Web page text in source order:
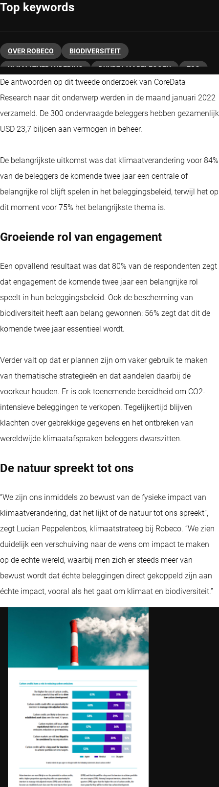
Top keywords
OVER ROBECO BIODIVERSITEIT
KLIMAATVERANDERING DUURZAAM BELEGGEN ESG
FINANCIËLE DIENSTVERLENERS
De antwoorden op dit tweede onderzoek van CoreData
Research naar dit onderwerp werden in de maand januari 2022
verzameld. De 300 ondervraagde beleggers hebben gezamenlijk
USD 23,7 biljoen aan vermogen in beheer.
De belangrijkste uitkomst was dat klimaatverandering voor 84%
van de beleggers de komende twee jaar een centrale of
belangrijke rol blijft spelen in het beleggingsbeleid, terwijl het op
dit moment voor 75% het belangrijkste thema is.
Groeiende rol van engagement
Een opvallend resultaat was dat 80% van de respondenten zegt
dat engagement de komende twee jaar een belangrijke rol
speelt in hun beleggingsbeleid. Ook de bescherming van
biodiversiteit heeft aan belang gewonnen: 56% zegt dat dit de
komende twee jaar essentieel wordt.
Verder valt op dat er plannen zijn om vaker gebruik te maken
van thematische strategieën en dat aandelen daarbij de
voorkeur houden. Er is ook toenemende bereidheid om CO2-
intensieve beleggingen te verkopen. Tegelijkertijd blijven
klachten over gebrekkige gegevens en het ontbreken van
wereldwijde klimaatafspraken beleggers dwarszitten.
De natuur spreekt tot ons
“We zijn ons inmiddels zo bewust van de fysieke impact van
klimaatverandering, dat het lijkt of de natuur tot ons spreekt”,
zegt Lucian Peppelenbos, klimaatstrateeg bij Robeco. “We zien
duidelijk een verschuiving naar de wens om impact te maken
op de echte wereld, waarbij men zich er steeds meer van
bewust wordt dat échte beleggingen direct gekoppeld zijn aan
échte impact, vooral als het gaat om klimaat en biodiversiteit.”